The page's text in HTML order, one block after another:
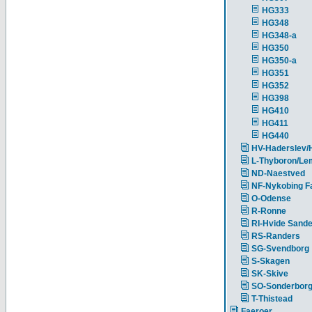
HG333
HG348
HG348-a
HG350
HG350-a
HG351
HG352
HG398
HG410
HG411
HG440
HV-Haderslev/
L-Thyboron/
ND-Naestved
NF-Nykobing
O-Odense
R-Ronne
RI-Hvide Sande
RS-Randers
SG-Svendborg
S-Skagen
SK-Skive
SO-Sonderborg
T-Thistead